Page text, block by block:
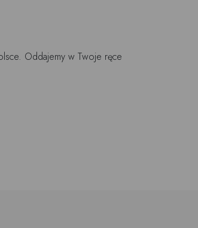
Oddajemy w Twoje ręce